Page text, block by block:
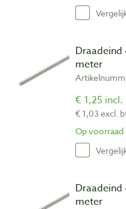
Draadeind
meter
€ 1,25
€ 1,03 excl.
Op voorraad
Draadeind
meter